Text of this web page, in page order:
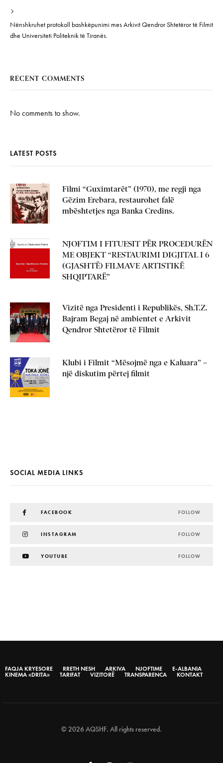
Nënshkruhet protokoll bashkëpunimi mes Arkivit Qendror Shtetëror të Filmit
dhe Universiteti Politeknik të Tiranës.
RECENT COMMENTS
No comments to show.
LATEST POSTS
Filmi “Guximtarët” (1970), me regji nga
Gëzim Erebara, restaurohet falë
mbështetjes nga Banka Credins.
NJOFTIM I FITUESIT PËR PROCEDURËN
ME OBJEKT “RESTAURIMI DIGJITAL I 6
(GJASHTË) FILMAVE ARTISTIKË
SHQIPTARË”
Vizitë nga Presidenti i Republikës, Sh.T.Z.
Bajram Begaj në ambientet e Arkivit
Qendror Shtetëror të Filmit
Klubi i Filmit “Mësojmë nga e Kaluara” –
një diskutim përtej filmit
SOCIAL MEDIA LINKS
FACEBOOK FOLLOW
INSTAGRAM FOLLOW
YOUTUBE FOLLOW
FAQJA KRYESORE RRETH NESH ARKIVA NJOFTIME
E-ALBANIA
KINEMA «DRITA»
TARIFAT VIZITORË TRANSPARENCA KONTAKT
© 2026 AQSHF. All rights reserved.